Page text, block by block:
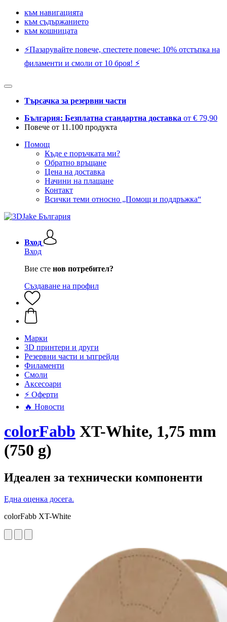
към навигацията
към съдържанието
към кошницата
⚡️Пазарувайте повече, спестете повече: 10% отстъпка на
филаменти и смоли от 10 броя! ⚡️
Търсачка за резервни части
България: Безплатна стандартна доставка от € 79,90
Повече от 11.100 продукта
Помощ
Къде е поръчката ми?
Обратно връщане
Цена на доставка
Начини на плащане
Контакт
Всички теми относно „Помощ и поддръжка“
Вход
Вход
Вие сте нов потребител?
Създаване на профил
Mарки
3D принтери и други
Резервни части и ъпгрейди
Филаменти
Смоли
Аксесоари
⚡ Оферти
🔥 Новости
colorFabb XT-White, 1,75 mm
(750 g)
Идеален за технически компоненти
Една оценка досега.
colorFabb XT-White